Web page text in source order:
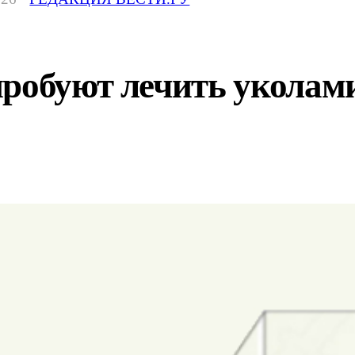
лечить